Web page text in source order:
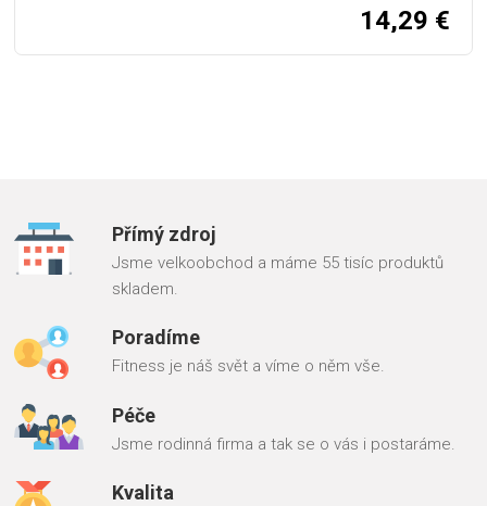
14,29 €
Přímý zdroj
Jsme velkoobchod a máme 55 tisíc produktů
skladem.
Poradíme
Fitness je náš svět a víme o něm vše.
Péče
Jsme rodinná firma a tak se o vás i postaráme.
Kvalita